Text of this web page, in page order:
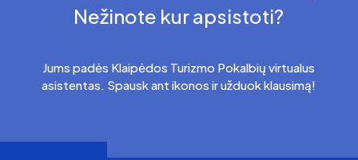
Nežinote kur apsistoti?
Jums padės Klaipėdos Turizmo Pokalbių virtualus
asistentas. Spausk ant ikonos ir užduok klausimą!